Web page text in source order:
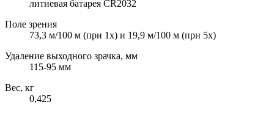
литиевая батарея CR2032
Поле зрения
73,3 м/100 м (при 1x) и 19,9 м/100 м (при 5x)
Удаление выходного зрачка, мм
115-95 мм
Вес, кг
0,425